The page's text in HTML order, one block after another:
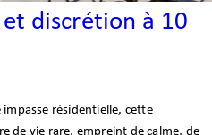
discrétion à 10
impasse résidentielle, cette
de vie rare, empreint de calme, de